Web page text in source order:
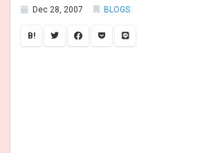
Dec 28, 2007 BLOGS
B!